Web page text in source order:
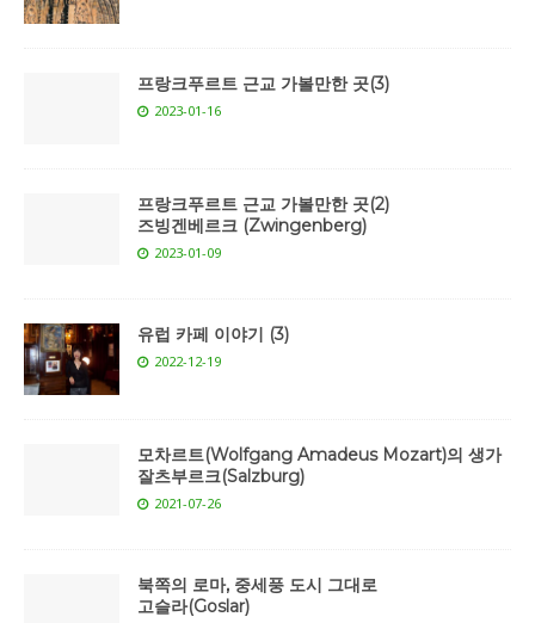
프랑크푸르트 근교 가볼만한 곳(3)
2023-01-16
프랑크푸르트 근교 가볼만한 곳(2)
즈빙겐베르크 (Zwingenberg)
2023-01-09
유럽 카페 이야기 (3)
2022-12-19
모차르트(Wolfgang Amadeus Mozart)의 생가
잘츠부르크(Salzburg)
2021-07-26
북쪽의 로마, 중세풍 도시 그대로
고슬라(Goslar)